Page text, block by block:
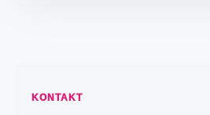
KONTAKT